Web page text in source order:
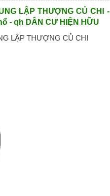
LẬP THƯỢNG CỦ CHI -
- qh DÂN CƯ HIỆN HỮU
LẬP THƯỢNG CỦ CHI